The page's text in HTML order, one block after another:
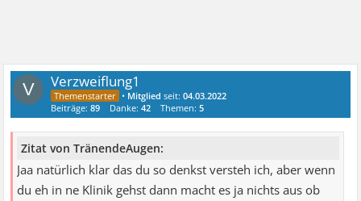
V Verzweiflung1
• Mitglied seit:04.03.2022
Beiträge:89 Danke:42 Themen:5
Zitat von TränendeAugen:
Jaa natürlich klar das du so denkst versteh ich, aber wenn
du eh in ne Klinik gehst dann macht es ja nichts aus ob